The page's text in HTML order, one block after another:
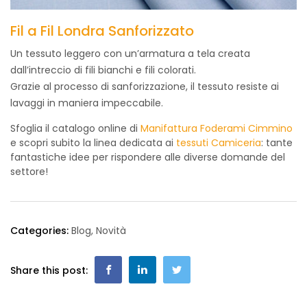
Fil a Fil Londra Sanforizzato
Un tessuto leggero con un’armatura a tela creata
dall’intreccio di fili bianchi e fili colorati.
Grazie al processo di sanforizzazione, il tessuto resiste ai
lavaggi in maniera impeccabile.
Sfoglia il catalogo online di Manifattura Foderami Cimmino
e scopri subito la linea dedicata ai tessuti Camiceria: tante
fantastiche idee per rispondere alle diverse domande del
settore!
Categories: Blog, Novità
Share this post: